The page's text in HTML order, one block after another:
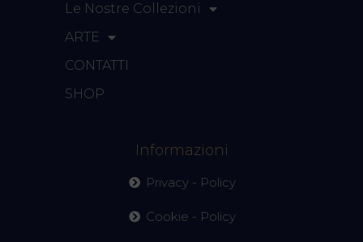
Le Nostre Collezioni
ARTE
CONTATTI
SHOP
Informazioni
Privacy - Policy
Cookie - Policy